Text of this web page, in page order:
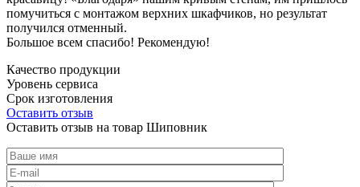
помучиться с монтажом верхних шкафчиков, но результат
получился отменный.
Большое всем спасибо! Рекомендую!
Качество продукции
Уровень сервиса
Срок изготовления
Оставить отзыв
Оставить отзыв на товар Шиповник